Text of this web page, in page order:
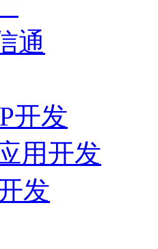
通
开发
用开发
发